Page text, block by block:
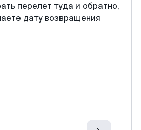
перелет туда и обратно,
дату возвращения